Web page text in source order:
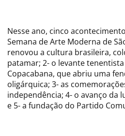
Nesse ano, cinco
Semana de Arte Moderna de
renovou a cultura brasileira,
patamar; 2- o levante
Copacabana, que abriu uma
oligárquica; 3- as
independência; 4- o avanço da
e 5- a fundação do Partido